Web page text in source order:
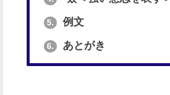
5. 例文
6. あとがき